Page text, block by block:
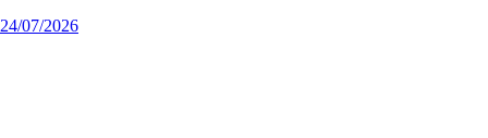
24/07/2026